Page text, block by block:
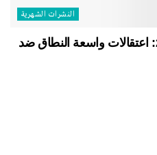
النشرات الشهریة
التقرير الشهري لـ أبريل 2026: اعتقالات واسعة النطاق ضد